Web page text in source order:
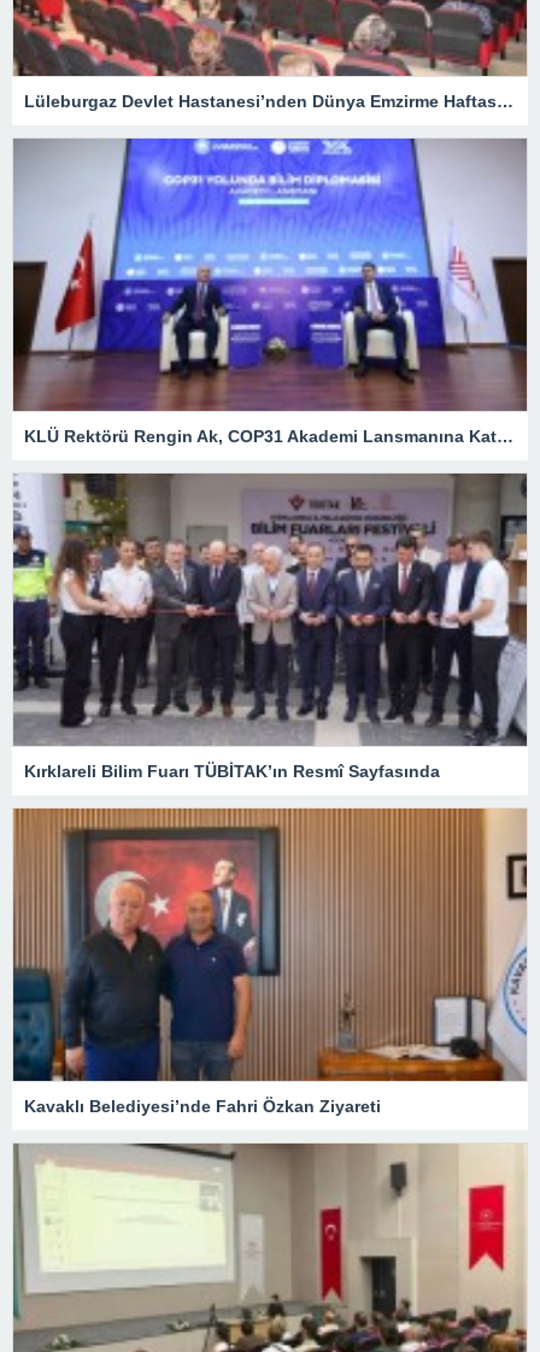
Lüleburgaz Devlet Hastanesi’nden Dünya Emzirme Haftası Katılımı
KLÜ Rektörü Rengin Ak, COP31 Akademi Lansmanına Katıldı
Kırklareli Bilim Fuarı TÜBİTAK’ın Resmî Sayfasında
Kavaklı Belediyesi’nde Fahri Özkan Ziyareti